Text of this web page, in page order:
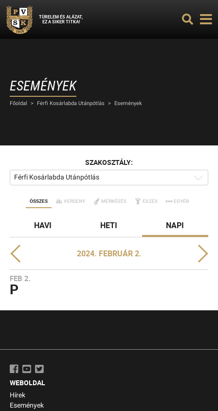
TÜRELEM ÉS ALÁZAT,
EZ A SIKER TITKA!
ESEMÉNYEK
Főoldal > Férfi Kosárlabda Utánpótlás > Események
SZAKOSZTÁLY:
Férfi Kosárlabda Utánpótlás
ÖSSZES VERSENY MÉRKŐZÉS EDZÉS EGYÉB
HAVI HETI NAPI
2024. FEBRUÁR 2.
FEB 2.
P
WEBOLDAL
Hírek
Események